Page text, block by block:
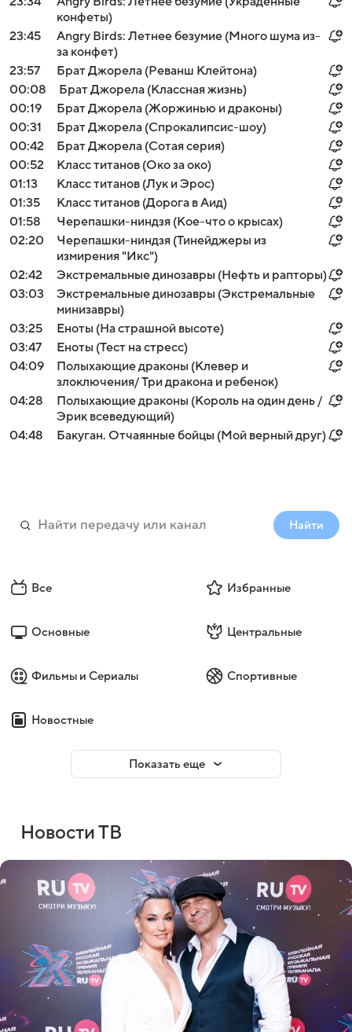
конфеты)
23:45
Angry Birds: Летнее безумие (Много шума из-
за конфет)
23:57
Брат Джорела (Реванш Клейтона)
00:08
Брат Джорела (Классная жизнь)
00:19
Брат Джорела (Жоржинью и драконы)
00:31
Брат Джорела (Спрокалипсис-шоу)
00:42
Брат Джорела (Сотая серия)
00:52
Класс титанов (Око за око)
01:13
Класс титанов (Лук и Эрос)
01:35
Класс титанов (Дорога в Аид)
01:58
Черепашки-ниндзя (Кое-что о крысах)
02:20
Черепашки-ниндзя (Тинейджеры из
измирения "Икс")
02:42
Экстремальные динозавры (Нефть и рапторы)
03:03
Экстремальные динозавры (Экстремальные
минизавры)
03:25
Еноты (На страшной высоте)
03:47
Еноты (Тест на стресс)
04:09
Полыхающие драконы (Клевер и
злоключения/ Три дракона и ребенок)
04:28
Полыхающие драконы (Король на один день /
Эрик всеведующий)
04:48
Бакуган. Отчаянные бойцы (Мой верный друг)
Найти
Все Избранные
Основные Центральные
Фильмы и Сериалы Спортивные
Новостные
Показать еще
Новости ТВ